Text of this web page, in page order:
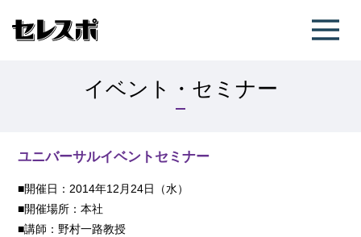
イベント・セミナー
ユニバーサルイベントセミナー
■開催日：2014年12月24日（水）
■開催場所：本社
■講師：野村一路教授